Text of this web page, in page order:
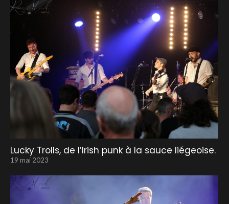
Lucky Trolls, de l’Irish punk à la sauce liégeoise.
19 mai 2023